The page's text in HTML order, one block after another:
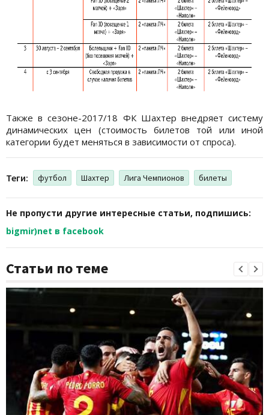
Также в сезоне-2017/18 ФК Шахтер внедряет систему
динамических цен (стоимость билетов той или иной
категории будет меняться в зависимости от спроса).
Теги: футбол Шахтер Лига Чемпионов билеты
Не пропусти другие интересные статьи, подпишись:
bigmir)net в facebook
Статьи по теме